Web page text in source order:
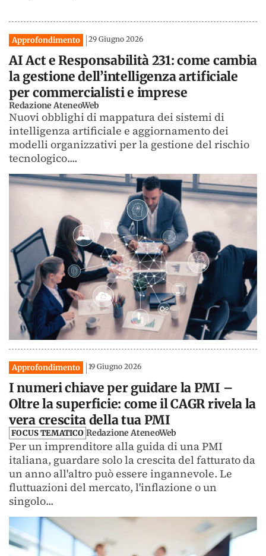
Approfondimento 29 Giugno 2026
AI Act e Responsabilità 231: come cambia
la gestione dell’intelligenza artificiale
per commercialisti e imprese
Redazione AteneoWeb
Nuovi obblighi di mappatura dei sistemi di
intelligenza artificiale e aggiornamento dei
modelli organizzativi per la gestione del rischio
tecnologico....
Approfondimento 19 Giugno 2026
I numeri chiave per guidare la PMI –
Oltre la superficie: come il CAGR rivela la
vera crescita della tua PMI
FOCUS TEMATICO Redazione AteneoWeb
Per un imprenditore alla guida di una PMI
italiana, guardare solo la crescita del fatturato da
un anno all'altro può essere ingannevole. Le
fluttuazioni del mercato, l'inflazione o un
singolo...